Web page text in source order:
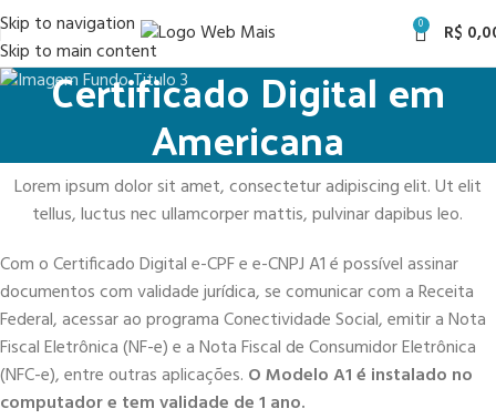
Skip to navigation
Skip to main content
0 R$
Certificado Digital em
Americana
Lorem ipsum dolor sit amet, consectetur adipiscing elit. Ut elit
tellus, luctus nec ullamcorper mattis, pulvinar dapibus leo.
Com o Certificado Digital e-CPF e e-CNPJ A1 é possível assinar
documentos com validade jurídica, se comunicar com a Receita
Federal, acessar ao programa Conectividade Social, emitir a Nota
Fiscal Eletrônica (NF-e) e a Nota Fiscal de Consumidor Eletrônica
(NFC-e), entre outras aplicações. O Modelo A1 é instalado no
computador e tem validade de 1 ano.